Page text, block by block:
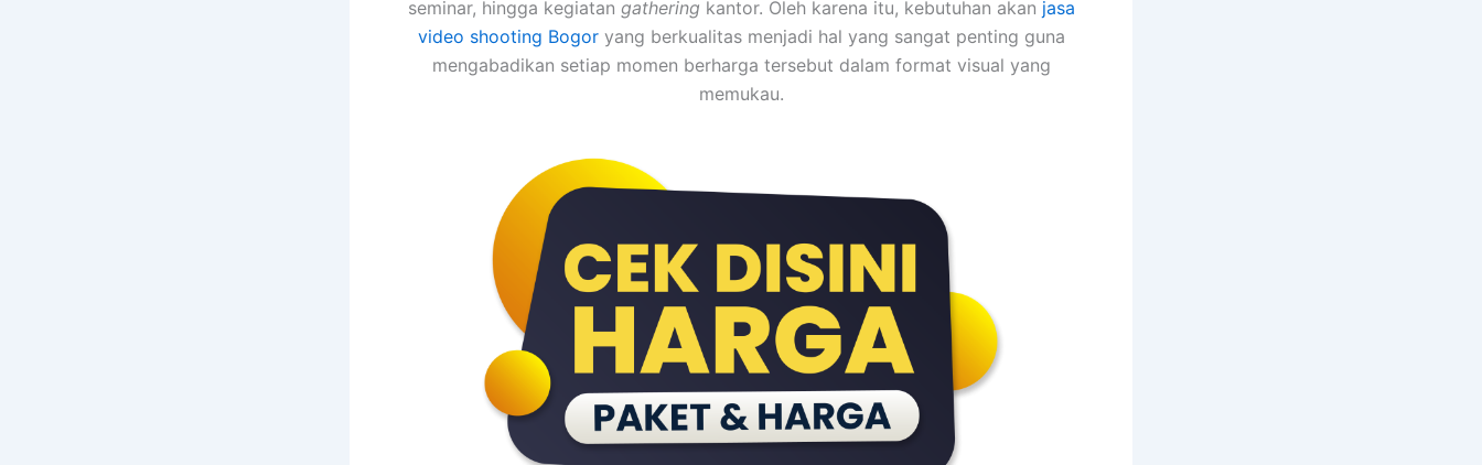
seminar, hingga kegiatan gathering kantor. Oleh karena itu, kebutuhan akan jasa
video shooting Bogoryang berkualitas menjadi hal yang sangat penting guna
mengabadikan setiap momen berharga tersebut dalam format visual yang
memukau.